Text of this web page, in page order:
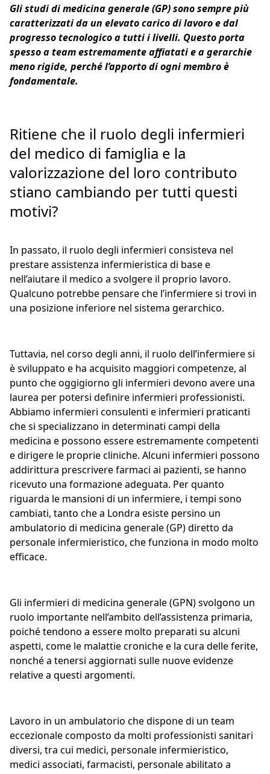
Gli studi di medicina generale (GP) sono sempre più
caratterizzati da un elevato carico di lavoro e dal
progresso tecnologico a tutti i livelli. Questo porta
spesso a team estremamente affiatati e a gerarchie
meno rigide, perché l’apporto di ogni membro è
fondamentale.
Ritiene che il ruolo degli infermieri
del medico di famiglia e la
valorizzazione del loro contributo
stiano cambiando per tutti questi
motivi?
In passato, il ruolo degli infermieri consisteva nel
prestare assistenza infermieristica di base e
nell’aiutare il medico a svolgere il proprio lavoro.
Qualcuno potrebbe pensare che l’infermiere si trovi in
una posizione inferiore nel sistema gerarchico.
Tuttavia, nel corso degli anni, il ruolo dell’infermiere si
è sviluppato e ha acquisito maggiori competenze, al
punto che oggigiorno gli infermieri devono avere una
laurea per potersi definire infermieri professionisti.
Abbiamo infermieri consulenti e infermieri praticanti
che si specializzano in determinati campi della
medicina e possono essere estremamente competenti
e dirigere le proprie cliniche. Alcuni infermieri possono
addirittura prescrivere farmaci ai pazienti, se hanno
ricevuto una formazione adeguata. Per quanto
riguarda le mansioni di un infermiere, i tempi sono
cambiati, tanto che a Londra esiste persino un
ambulatorio di medicina generale (GP) diretto da
personale infermieristico, che funziona in modo molto
efficace.
Gli infermieri di medicina generale (GPN) svolgono un
ruolo importante nell’ambito dell’assistenza primaria,
poiché tendono a essere molto preparati su alcuni
aspetti, come le malattie croniche e la cura delle ferite,
nonché a tenersi aggiornati sulle nuove evidenze
relative a questi argomenti.
Lavoro in un ambulatorio che dispone di un team
eccezionale composto da molti professionisti sanitari
diversi, tra cui medici, personale infermieristico,
medici associati, farmacisti, personale abilitato a